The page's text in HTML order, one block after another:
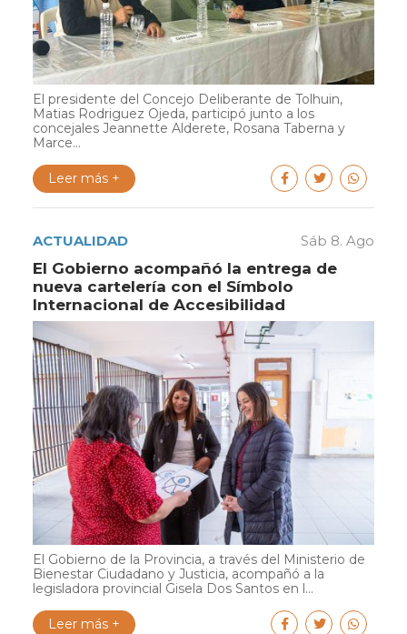
El presidente del Concejo Deliberante de Tolhuin,
Matias Rodriguez Ojeda, participó junto a los
concejales Jeannette Alderete, Rosana Taberna y
Marce...
Leer más +
ACTUALIDAD Sáb 8. Ago
El Gobierno acompañó la entrega de
nueva cartelería con el Símbolo
Internacional de Accesibilidad
El Gobierno de la Provincia, a través del Ministerio de
Bienestar Ciudadano y Justicia, acompañó a la
legisladora provincial Gisela Dos Santos en l...
Leer más +